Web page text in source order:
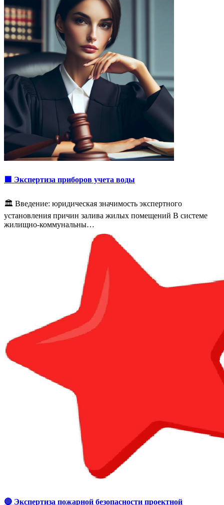
🟩 Экспертиза приборов учета воды
🏛️ Введение: юридическая значимость экспертного
установления причин залива жилых помещений В системе
жилищно-коммунальны…
🔴 Экспертиза пожарной безопасности проектной